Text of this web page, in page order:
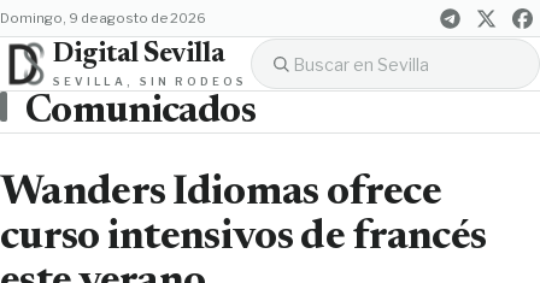
domingo, 9 de agosto de 2026
Digital Sevilla
SEVILLA, SIN RODEOS
Comunicados
Wanders Idiomas ofrece
curso intensivos de francés